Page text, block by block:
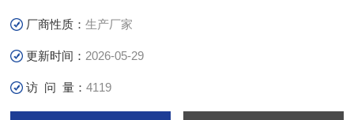
厂商性质：生产厂家
更新时间： 2026-05-29
访 问 量：4119